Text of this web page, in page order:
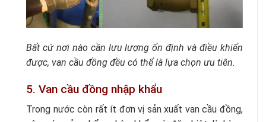
Bất cứ nơi nào cần lưu lượng ổn định và điều khiển
được, van cầu đồng đều có thể là lựa chọn ưu tiên.
5. Van cầu đồng nhập khẩu
Trong nước còn rất ít đơn vị sản xuất van cầu đồng,